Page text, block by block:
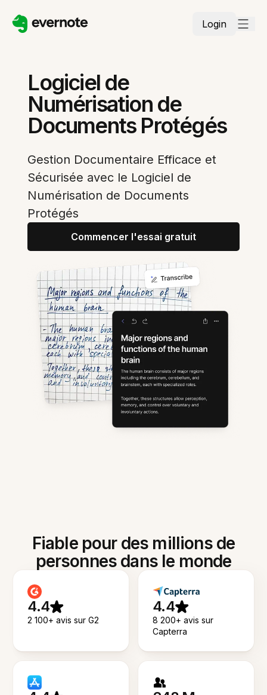
Login
Logiciel de
Numérisation de
Documents Protégés
Gestion Documentaire Efficace et
Sécurisée avec le Logiciel de
Numérisation de Documents
Protégés
Commencer l'essai gratuit
Fiable pour des millions de
personnes dans le monde
4.4
2 100+ avis sur G2
4.4
8 200+ avis sur
Capterra